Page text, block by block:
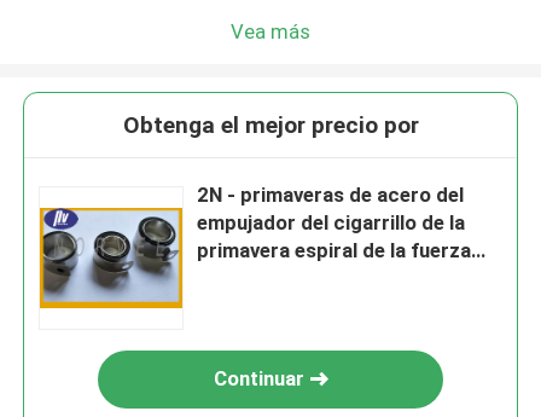
Vea más
Obtenga el mejor precio por
2N - primaveras de acero del
empujador del cigarrillo de la
primavera espiral de la fuerza
Continuar